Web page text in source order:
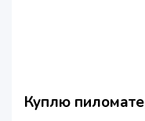
Куплю